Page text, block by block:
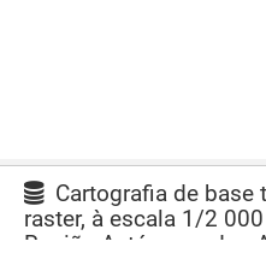
Cartografia de
raster, à escala 1/2
Região Autónoma dos